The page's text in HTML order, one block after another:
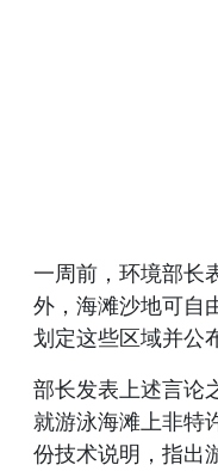
一周前，环境部长
外，海滩沙地可自
划定这些区域并公
部长发表上述言论
就游泳海滩上非特
份技术说明，指出